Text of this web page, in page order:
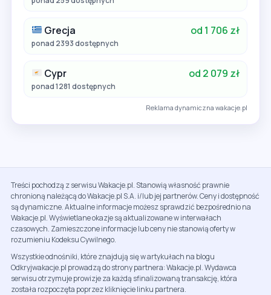
Grecja od 1 706 zł
ponad 2393 dostępnych
Cypr od 2 079 zł
ponad 1281 dostępnych
Reklama dynamiczna wakacje.pl
Treści pochodzą z serwisu Wakacje.pl. Stanowią własność prawnie
chronioną należącą do Wakacje.pl S.A. i/lub jej partnerów. Ceny i dostępność
są dynamiczne. Aktualne informacje możesz sprawdzić bezpośrednio na
Wakacje.pl. Wyświetlane okazje są aktualizowane w interwałach
czasowych. Zamieszczone informacje lub ceny nie stanowią oferty w
rozumieniu Kodeksu Cywilnego.
Wszystkie odnośniki, które znajdują się w artykułach na blogu
Odkryjwakacje.pl prowadzą do strony partnera: Wakacje.pl. Wydawca
serwisu otrzymuje prowizje za każdą sfinalizowaną transakcję, która
została rozpoczęta poprzez kliknięcie linku partnera.